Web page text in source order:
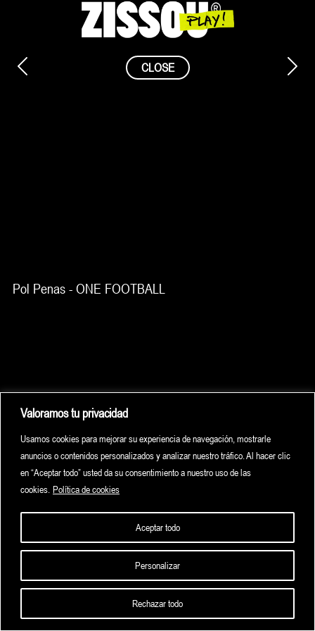
Valoramos tu privacidad
Usamos cookies para mejorar su experiencia de navegación, mostrarle
anuncios o contenidos personalizados y analizar nuestro tráfico. Al hacer clic
en “Aceptar todo” usted da su consentimiento a nuestro uso de las
cookies. Política de cookies
Personalizar
Rechazar todo
Aceptar todo
CLOSE
Pol Penas - ONE FOOTBALL
HOME HIGHLIGHTS ARCHIVE CONTACT